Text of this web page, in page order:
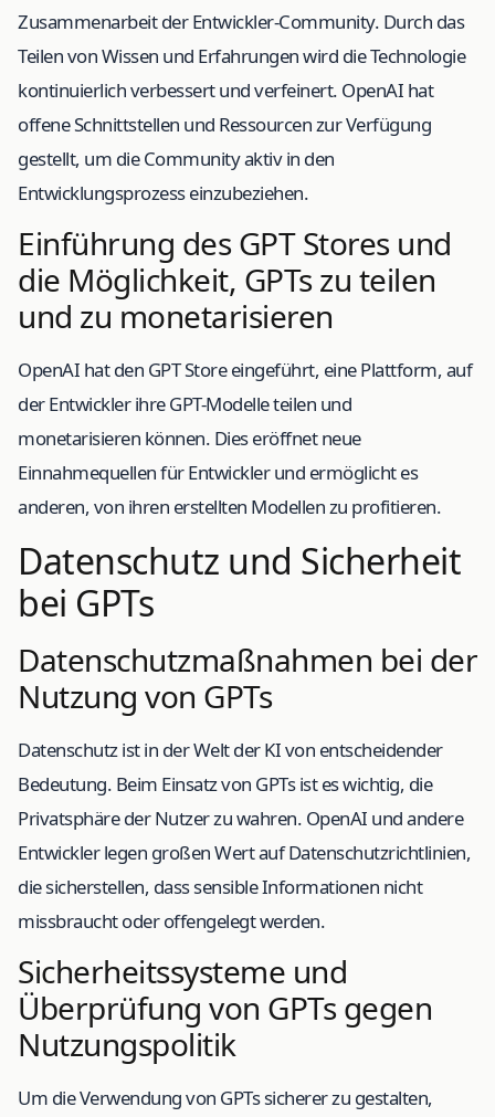
Zusammenarbeit der Entwickler-Community. Durch das
Teilen von Wissen und Erfahrungen wird die Technologie
kontinuierlich verbessert und verfeinert. OpenAI hat
offene Schnittstellen und Ressourcen zur Verfügung
gestellt, um die Community aktiv in den
Entwicklungsprozess einzubeziehen.
Einführung des GPT Stores und
die Möglichkeit, GPTs zu teilen
und zu monetarisieren
OpenAI hat den GPT Store eingeführt, eine Plattform, auf
der Entwickler ihre GPT-Modelle teilen und
monetarisieren können. Dies eröffnet neue
Einnahmequellen für Entwickler und ermöglicht es
anderen, von ihren erstellten Modellen zu profitieren.
Datenschutz und Sicherheit
bei GPTs
Datenschutzmaßnahmen bei der
Nutzung von GPTs
Datenschutz ist in der Welt der KI von entscheidender
Bedeutung. Beim Einsatz von GPTs ist es wichtig, die
Privatsphäre der Nutzer zu wahren. OpenAI und andere
Entwickler legen großen Wert auf Datenschutzrichtlinien,
die sicherstellen, dass sensible Informationen nicht
missbraucht oder offengelegt werden.
Sicherheitssysteme und
Überprüfung von GPTs gegen
Nutzungspolitik
Um die Verwendung von GPTs sicherer zu gestalten,